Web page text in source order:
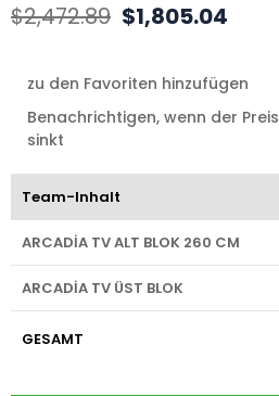
$2,472.89 $1,805.04
zu den Favoriten hinzufügen
Benachrichtigen, wenn der Preis
sinkt
Team-Inhalt
ARCADİA TV ALT BLOK 260 CM
ARCADİA TV ÜST BLOK
GESAMT